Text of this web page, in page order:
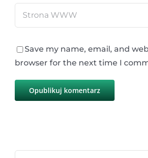
Save my name, email, and
browser for the next time I